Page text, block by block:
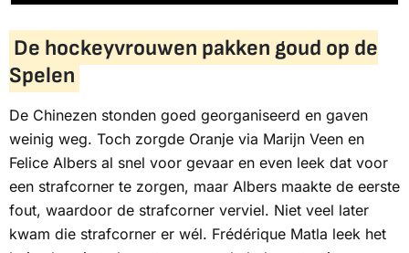
De hockeyvrouwen pakken goud op de
Spelen
De Chinezen stonden goed georganiseerd en gaven
weinig weg. Toch zorgde Oranje via Marijn Veen en
Felice Albers al snel voor gevaar en even leek dat voor
een strafcorner te zorgen, maar Albers maakte de eerste
fout, waardoor de strafcorner verviel. Niet veel later
kwam die strafcorner er wél. Frédérique Matla leek het